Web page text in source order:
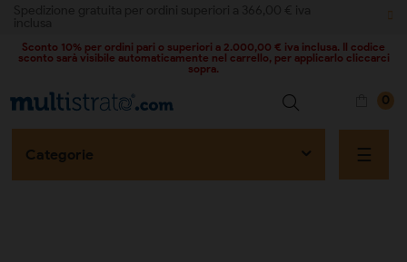
Sconto 10% per ordini pari o superiori a 2.000,00 € iva inclusa. Il codice
sconto sarà visibile automaticamente nel carrello, per applicarlo cliccarci
sopra.
0
Categorie ☰